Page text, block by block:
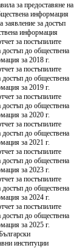
за предоставяне на
информация
заявление за достъп
информация
за постъпилите
достъп до обществена
за 2018 г.
за постъпилите
достъп до обществена
за 2019 г.
за постъпилите
достъп до обществена
за 2020 г.
за постъпилите
достъп до обществена
за 2021 г.
за постъпилите
достъп до обществена
за 2023 г.
за постъпилите
достъп до обществена
за 2024 г.
за постъпилите
достъп до обществена
за 2025 г.
институции